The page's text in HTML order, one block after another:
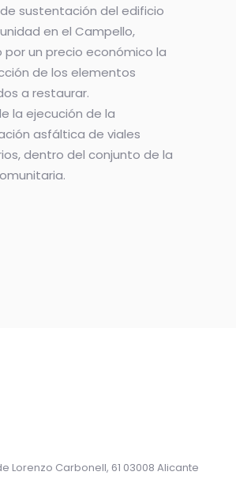
sustentación del edificio
en el Campello,
por un precio económico la
de los elementos
a restaurar.
la ejecución de la
asfáltica de viales
dentro del conjunto de la
Lorenzo Carbonell, 61 03008 Alicante